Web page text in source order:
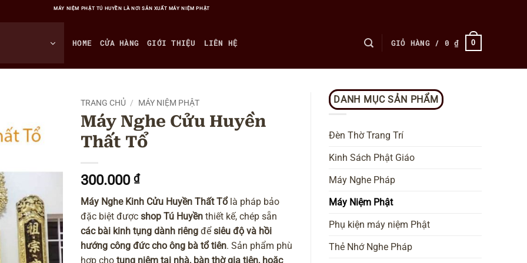
MÁY NIỆM PHẬT TÚ HUYỀN LÀ NƠI SẢN XUẤT MÁY NIỆM PHẬT
HOME CỬA HÀNG GIỚI THIỆU LIÊN HỆ GIỎ HÀNG / 0₫ 0
TRANG CHỦ / MÁY NIỆM PHẬT
Máy Nghe Cửu Huyền
Thất Tổ
300.000₫
Máy Nghe Kinh Cửu Huyền Thất Tổ là pháp bảo
đặc biệt đượcshop Tú Huyền thiết kế, chép sẵn
các bài kinh tụng dành riêng đểsiêu độ và hồi
hướng công đức cho ông bà tổ tiên. Sản phẩm phù
hợp chotụng niệm tại nhà, bàn thờ gia tiên, hoặc
DANH MỤC SẢN PHẨM
Đèn Thờ Trang Trí
Kinh Sách Phật Giáo
Máy Nghe Pháp
Máy Niệm Phật
Phụ kiện máy niệm Phật
Thẻ Nhớ Nghe Pháp